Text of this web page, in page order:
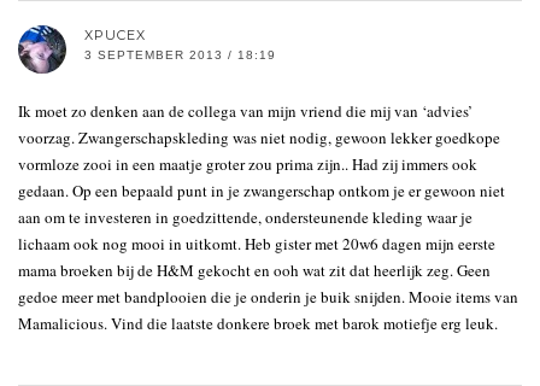
XPUCEX
3 SEPTEMBER 2013 / 18:19
Ik moet zo denken aan de collega van mijn vriend die mij van ‘advies’
voorzag. Zwangerschapskleding was niet nodig, gewoon lekker goedkope
vormloze zooi in een maatje groter zou prima zijn.. Had zij immers ook
gedaan. Op een bepaald punt in je zwangerschap ontkom je er gewoon niet
aan om te investeren in goedzittende, ondersteunende kleding waar je
lichaam ook nog mooi in uitkomt. Heb gister met 20w6 dagen mijn eerste
mama broeken bij de H&M gekocht en ooh wat zit dat heerlijk zeg. Geen
gedoe meer met bandplooien die je onderin je buik snijden. Mooie items van
Mamalicious. Vind die laatste donkere broek met barok motiefje erg leuk.